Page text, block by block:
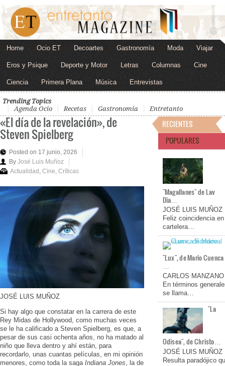
Home Ocio ET Decoartes Gastronomía Moda Viajar
Eros y Psique Deporte y Motor Letras Columnas Cine
Ciencia Primera Plana Música Entrevistas
Trending Topics
Agenda Ocio
Recetas Gastronomía Entretanto
«El día de la revelación», de
Steven Spielberg
Posted on 17 junio, 2026
By José Luis Muñoz
Actualidad Cine Críticas
JOSÉ LUIS MUÑOZ
Si hay algo que constatar en la carrera de este
Rey Midas de Hollywood, como muchas veces
se le ha calificado a Steven Spielberg, es que, a
pesar de sus casi ochenta años, no ha matado al
niño que lleva dentro y ahí están, para
recordarlo, unas cuantas películas, en mi opinión
menores, como toda la saga Indiana Jones, la de
RECIENTES
POPULARES
"Magallanes" de Lav
Dia…
JOSÉ LUIS MUÑOZ
Feliz coincidencia en
cartelera…
"Lux", de Mario Cuenca
…
CARLOS MANZANO
En términos
se llama…
"La
Odisea", de Christo…
JOSÉ LUIS MUÑOZ
Resulta paradójico